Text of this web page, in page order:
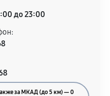
до 23:00
за МКАД (до 5 км) — 0